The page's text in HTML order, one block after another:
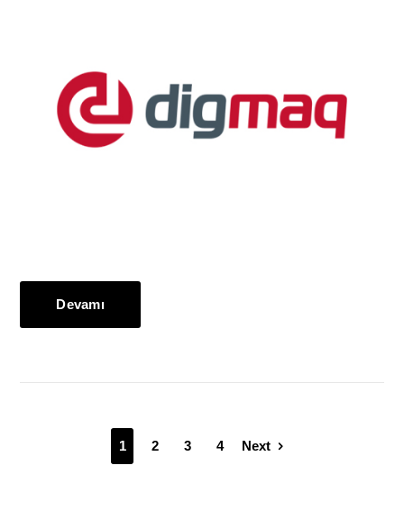
Devamı
1 2 3 4 Next